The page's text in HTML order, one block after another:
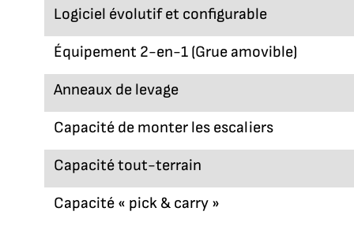
Logiciel évolutif et configurable
Équipement 2-en-1 (Grue amovible)
Anneaux de levage
Capacité de monter les escaliers
Capacité tout-terrain
Capacité « pick & carry »